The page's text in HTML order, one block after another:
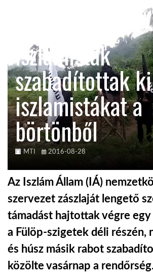
TROPICALMAGAZIN
GLOBOTV
AFRIKA TUDÁSTÁR
A NAP SZÉPE
LINKTR.EE
GLOBOZSARU
DOBRAVERO.HU
Iszlamisták
szabadítottak ki
iszlamistákat a
börtönből
MTI 2016-08-28
Az Iszlám Állam (IÁ)
szervezet zászlaját lengető
támadást hajtottak végre
a Fülöp-szigetek déli részén,
és húsz másik rabot
közölte vasárnap a